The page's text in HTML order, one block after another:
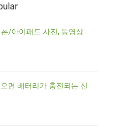
/아이패드 사진, 동영상
면 배터리가 충전되는 신